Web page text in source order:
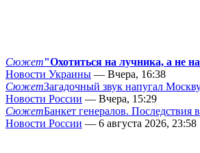
Сюжет"Охотиться на лучника, а не
Новости Украины — Вчера, 16:38
СюжетЗагадочный звук напугал
Новости России — Вчера, 15:29
СюжетБанкет генералов. Последствия
Новости России — 6 августа 2026, 23:58